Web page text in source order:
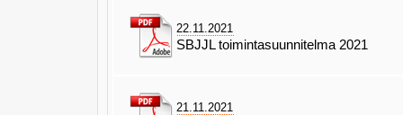
22.11.2021
SBJJL toimintasuunnitelma 2021
21.11.2021